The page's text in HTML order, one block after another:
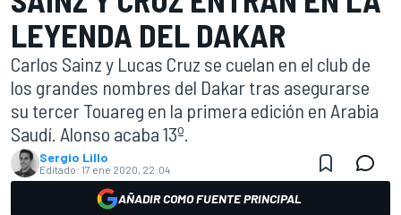
LEYENDA DEL DAKAR
Carlos Sainz y Lucas Cruz se cuelan en el club de
los grandes nombres del Dakar tras asegurarse
su tercer Touareg en la primera edición en Arabia
Saudí. Alonso acaba 13º.
Sergio Lillo
Editado: 17 ene 2020, 22:04
AÑADIR COMO FUENTE PRINCIPAL